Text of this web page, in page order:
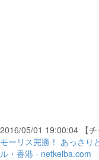
2016/05/01 19:00:04 【チ
モーリス完勝！ あっさり
ル・香港 - netkeiba.com